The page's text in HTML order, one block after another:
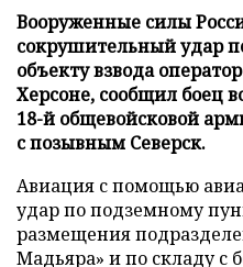
Вооруженные силы
сокрушительный удар
объекту взвода
Херсоне, сообщил боец
18-й общевойсковой
с позывным Северск.
Авиация с помощью
удар по подземному
размещения
Мадьяра» и по складу с